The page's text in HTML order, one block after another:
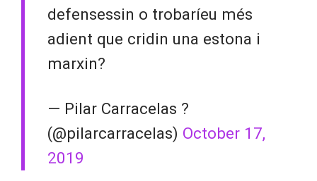
defensessin o trobaríeu més
adient que cridin una estona i
marxin?
— Pilar Carracelas ?
(@pilarcarracelas) October 17,
2019